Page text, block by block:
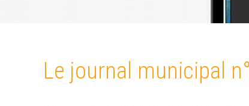
Le journal municipal